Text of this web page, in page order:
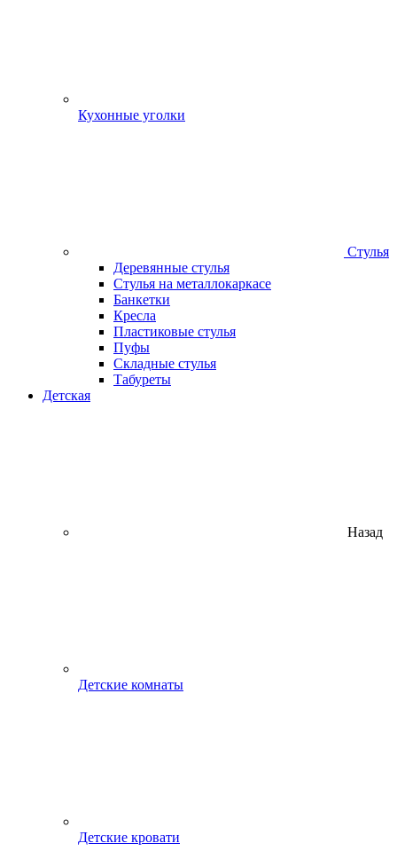
Кухонные уголки
Стулья
Деревянные стулья
Стулья на металлокаркасе
Банкетки
Кресла
Пластиковые стулья
Пуфы
Складные стулья
Табуреты
Детская
Назад
Детские комнаты
Детские кровати